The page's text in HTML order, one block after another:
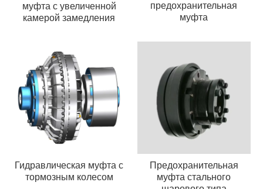
муфта с увеличенной
камерой замедления
предохранительная
муфта
Гидравлическая муфта с
тормозным колесом
Предохранительная
муфта стального